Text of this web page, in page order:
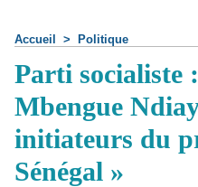
Accueil > Politique
Parti socialiste
Mbengue
initiateurs du
Sénégal »